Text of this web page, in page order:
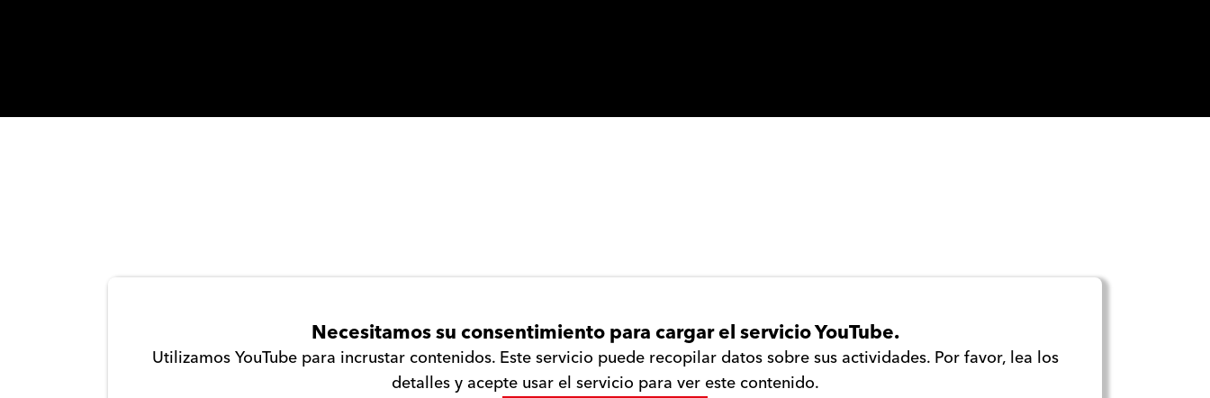
Necesitamos su consentimiento para cargar el servicio YouTube.
Utilizamos YouTube para incrustar contenidos. Este servicio puede recopilar datos sobre sus actividades. Por favor, lea los
detalles y acepte usar el servicio para ver este contenido.